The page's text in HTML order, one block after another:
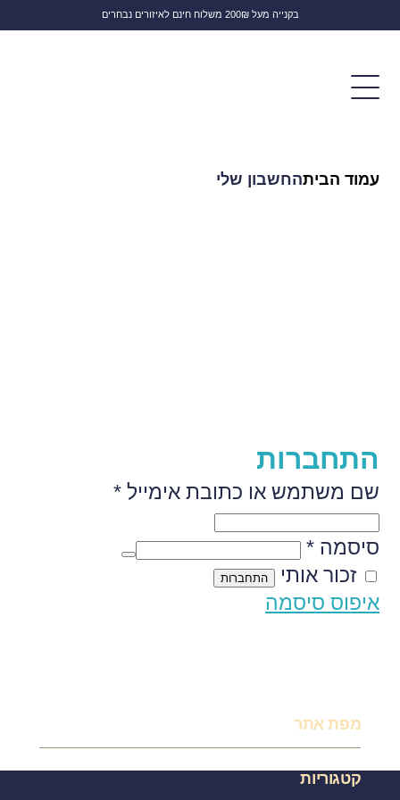
בקנייה מעל 200₪ משלוח חינם לאיזורים נבחרים
עמוד הביתהחשבון שלי
התחברות
שם משתמש או כתובת אימייל *
סיסמה *
זכור אותי
התחברות
איפוס סיסמה
מפת אתר
עמוד הבית
תקנון אתר
קטגוריות